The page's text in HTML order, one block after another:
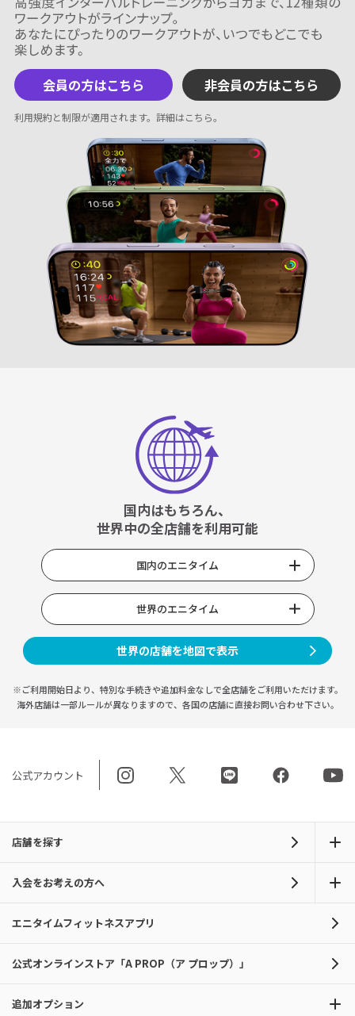
会員の方はこちら 非会員の方はこちら
利用規約と制限が適用されます。 詳細はこちら。
国内はもちろん、
世界中の全店舗を利用可能
国内のエニタイム
世界のエニタイム
世界の店舗を地図で表示
※ご利用開始日より、特別な手続きや追加料金なしで全店舗をご利用いただけます。
海外店舗は一部ルールが異なりますので、 各国の店舗に直接お問い合わせ下さい。
公式アカウント
店舗を探す
入会をお考えの方へ
エニタイムフィットネスアプリ
公式オンラインストア「A PROP（ア プロップ）」
追加オプション